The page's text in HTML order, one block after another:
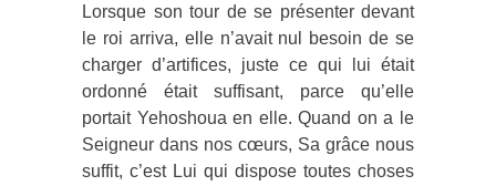
Lorsque son tour de se présenter devant
le roi arriva, elle n’avait nul besoin de se
charger d’artifices, juste ce qui lui était
ordonné était suffisant, parce qu’elle
portait Yehoshoua en elle. Quand on a le
Seigneur dans nos cœurs, Sa grâce nous
suffit, c’est Lui qui dispose toutes choses